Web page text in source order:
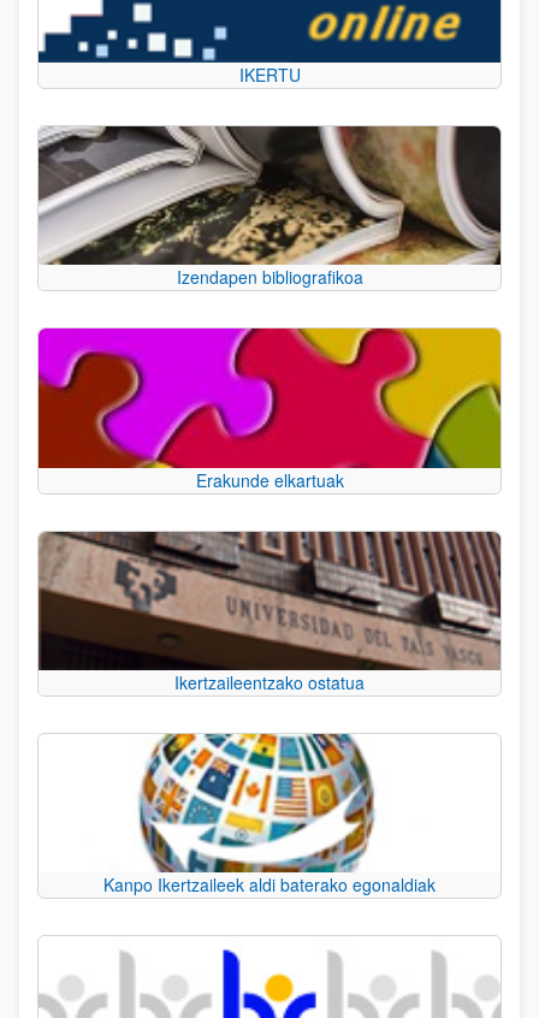
IKERTU
Izendapen bibliografikoa
Erakunde elkartuak
Ikertzaileentzako ostatua
Kanpo Ikertzaileek aldi baterako egonaldiak